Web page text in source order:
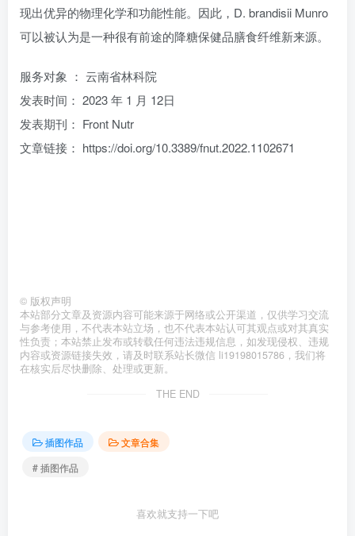
现出优异的物理化学和功能性能。因此，D. brandisii Munro
可以被认为是一种很有前途的降糖保健品膳食纤维新来源。
服务对象 ： 云南省林科院
发表时间： 2023 年 1 月 12日
发表期刊： Front Nutr
文章链接： https://doi.org/10.3389/fnut.2022.1102671
© 版权声明
本站部分文章及资源内容可能来源于网络或公开渠道，仅供学习交流
与参考使用，不代表本站立场，也不代表本站认可其观点或对其真实
性负责；本站禁止发布或转载任何违法违规信息，如发现侵权、违规
内容或资源链接失效，请及时联系站长微信 li19198015786，我们将
在核实后尽快删除、处理或更新。
THE END
插图作品
文章合集
# 插图作品
喜欢就支持一下吧